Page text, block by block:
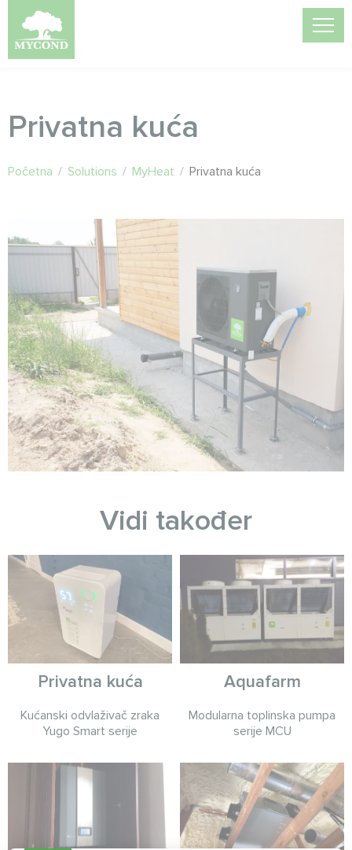
Privatna kuća
Početna / Solutions / MyHeat / Privatna kuća
Vidi također
Privatna kuća
Kućanski odvlaživač zraka
Yugo Smart serije
Aquafarm
Modularna toplinska pumpa
serije MCU